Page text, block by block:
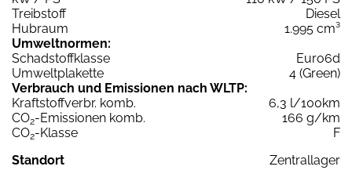
Treibstoff
Diesel
Hubraum
1.995 cm³
Umweltnormen:
Schadstoffklasse
Euro6d
Umweltplakette
4 (Green)
Verbrauch und Emissionen nach WLTP:
Kraftstoffverbr. komb.
6,3 l/100km
CO2-Emissionen komb.
166 g/km
CO2-Klasse
F
Standort
Zentrallager